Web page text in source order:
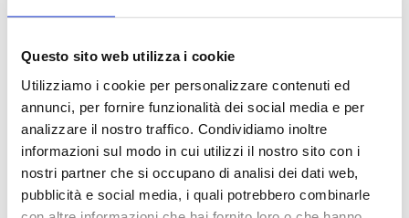
Questo sito web utilizza i cookie
Utilizziamo i cookie per personalizzare contenuti ed
annunci, per fornire funzionalità dei social media e per
analizzare il nostro traffico. Condividiamo inoltre
informazioni sul modo in cui utilizzi il nostro sito con i
nostri partner che si occupano di analisi dei dati web,
pubblicità e social media, i quali potrebbero combinarle